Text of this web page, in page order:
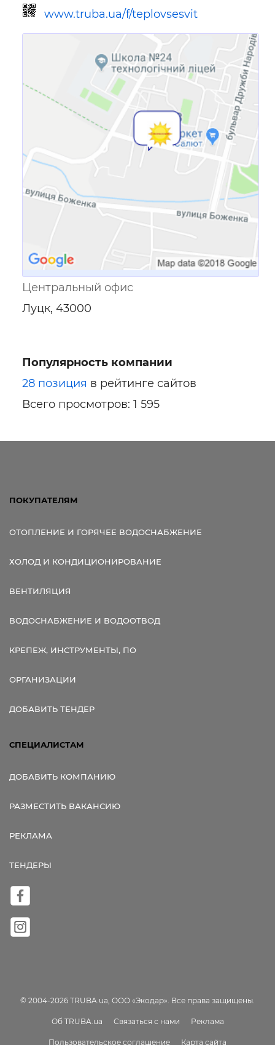
www.truba.ua/f/teplovsesvit
Ссылка для мобильных устройств
Центральный офис
Луцк, 43000
Популярность компании
28 позиция в рейтинге сайтов
Всего просмотров: 1 595
ПОКУПАТЕЛЯМ
ОТОПЛЕНИЕ И ГОРЯЧЕЕ ВОДОСНАБЖЕНИЕ
ХОЛОД И КОНДИЦИОНИРОВАНИЕ
ВЕНТИЛЯЦИЯ
ВОДОСНАБЖЕНИЕ И ВОДООТВОД
КРЕПЕЖ, ИНСТРУМЕНТЫ, ПО
ОРГАНИЗАЦИИ
ДОБАВИТЬ ТЕНДЕР
СПЕЦИАЛИСТАМ
ДОБАВИТЬ КОМПАНИЮ
РАЗМЕСТИТЬ ВАКАНСИЮ
РЕКЛАМА
ТЕНДЕРЫ
© 2004-2026 TRUBA.ua, ООО «Экодар». Все права защищены.
Об TRUBA.ua Связаться с нами Реклама
Пользовательское соглашение Карта сайта